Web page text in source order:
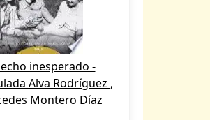
inesperado -
Alva Rodríguez ,
Montero Díaz